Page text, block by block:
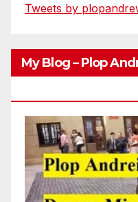
Tweets by
My Blog – Plop